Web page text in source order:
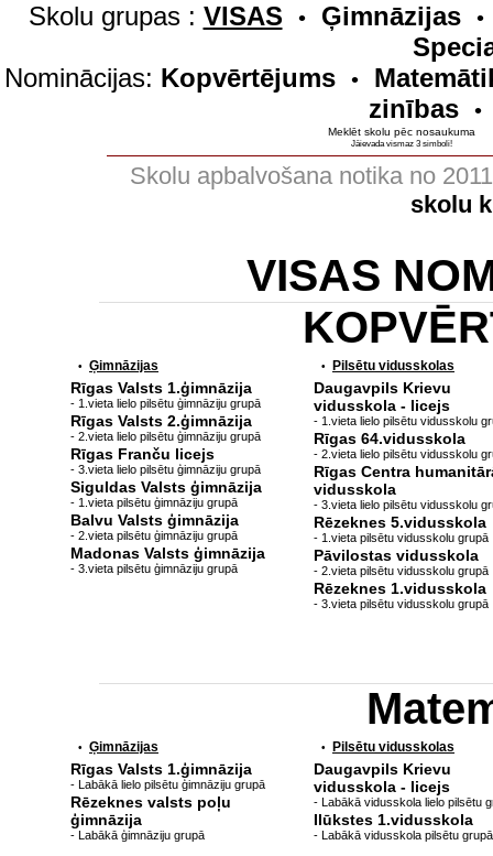
Skolu grupas : VISAS • Ģimnāzijas •
Nominācijas: Kopvērtējums •
zinības
•
Meklēt skolu pēc nosaukuma
Jāievada vismaz 3 simboli!
Skolu apbalvošana notika no
skolu
VISAS
• Ģimnāzijas
Rīgas Valsts 1.ģimnāzija
- 1.vieta lielo pilsētu ģimnāziju grupā
Rīgas Valsts 2.ģimnāzija
- 2.vieta lielo pilsētu ģimnāziju grupā
Rīgas Franču licejs
- 3.vieta lielo pilsētu ģimnāziju grupā
Siguldas Valsts ģimnāzija
- 1.vieta pilsētu ģimnāziju grupā
Balvu Valsts ģimnāzija
- 2.vieta pilsētu ģimnāziju grupā
Madonas Valsts ģimnāzija
- 3.vieta pilsētu ģimnāziju grupā
• Pilsētu vidusskolas
Daugavpils Krievu
vidusskola - licejs
- 1.vieta lielo pilsētu vidusskolu
Rīgas 64.vidusskola
- 2.vieta lielo pilsētu vidusskolu
Rīgas Centra
vidusskola
- 3.vieta lielo pilsētu vidusskolu
Rēzeknes 5.vidusskola
- 1.vieta pilsētu vidusskolu grupā
Pāvilostas vidusskola
- 2.vieta pilsētu vidusskolu grupā
Rēzeknes 1.vidusskola
- 3.vieta pilsētu vidusskolu grupā
• Ģimnāzijas
Rīgas Valsts 1.ģimnāzija
- Labākā lielo pilsētu ģimnāziju grupā
Rēzeknes valsts poļu
ģimnāzija
- Labākā ģimnāziju grupā
• Pilsētu vidusskolas
Daugavpils Krievu
vidusskola - licejs
- Labākā vidusskola lielo pilsētu
Ilūkstes 1.vidusskola
- Labākā vidusskola pilsētu grupā